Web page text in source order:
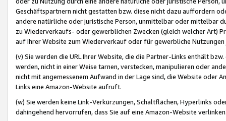
Geschäftspartnern nicht gestatten bzw. diese nicht dazu auffordern
andere natürliche oder juristische Person, unmittelbar oder mittelbar
zu Wiederverkaufs- oder gewerblichen Zwecken (gleich welcher Art)
auf Ihrer Website zum Wiederverkauf oder für gewerbliche
(v) Sie werden die URL Ihrer Website, die die Partner-Links enthält
werden, nicht in einer Weise tarnen, verstecken, manipulieren oder
nicht mit angemessenem Aufwand in der Lage sind, die Website oder
Links eine Amazon-Website aufruft.
(w) Sie werden keine Link-Verkürzungen, Schaltflächen, Hyperlinks
dahingehend hervorrufen, dass Sie auf eine Amazon-Website